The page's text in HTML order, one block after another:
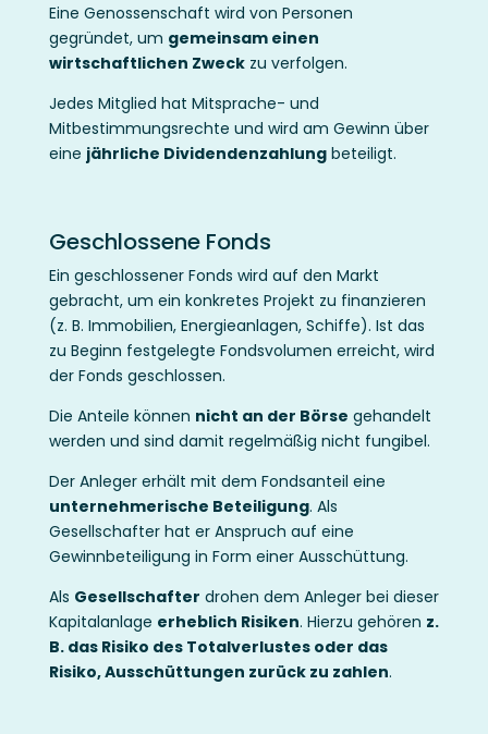
Eine Genossenschaft wird von Personen
gegründet, um gemeinsam einen
wirtschaftlichen Zweckzu verfolgen.
Jedes Mitglied hat Mitsprache- und
Mitbestimmungsrechte und wird am Gewinn über
eine jährliche Dividendenzahlungbeteiligt.
Geschlossene Fonds
Ein geschlossener Fonds wird auf den Markt
gebracht, um ein konkretes Projekt zu finanzieren
(z. B. Immobilien, Energieanlagen, Schiffe). Ist das
zu Beginn festgelegte Fondsvolumen erreicht, wird
der Fonds geschlossen.
Die Anteile können nicht an der Börse gehandelt
werden und sind damit regelmäßig nicht fungibel.
Der Anleger erhält mit dem Fondsanteil eine
unternehmerische Beteiligung. Als
Gesellschafter hat er Anspruch auf eine
Gewinnbeteiligung in Form einer Ausschüttung.
Als Gesellschafter drohen dem Anleger bei dieser
Kapitalanlage erheblich Risiken. Hierzu gehören z.
B. das Risiko des Totalverlustes oder das
Risiko, Ausschüttungen zurück zu zahlen.